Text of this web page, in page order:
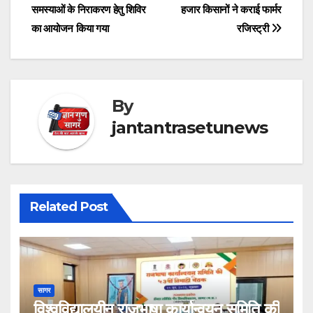
navigation
हजार किसानों ने कराई फार्मर
रजिस्ट्री
समस्याओं के निराकरण हेतु शिविर
का आयोजन किया गया
By
jantantrasetunews
Related Post
सागर